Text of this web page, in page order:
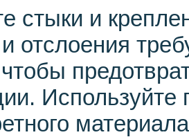
стыки и
отслоения